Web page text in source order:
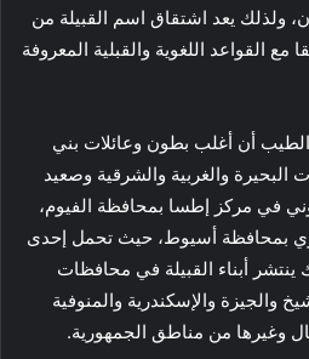
يعد اشتقاق اسم القبيلة من
مع القواعد اللغوية والقبلية المعروفة
أن أغلب بطون وعائلات بني
والغربية والشرقية وصعيد
في مركز إطسا بمحافظة الفيوم،
بمحافظة أسيوط، حيث تحمل إحدى
أبناء القبيلة في محافظات
والجيزة والإسكندرية والمنوفية
وغيرها من مناطق الجمهورية.